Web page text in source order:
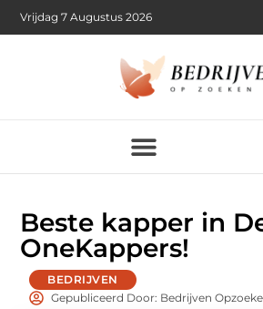
Vrijdag 7 Augustus 2026
Beste kapper in
OneKappers!
BEDRIJVEN
Gepubliceerd Door: Bedrijven